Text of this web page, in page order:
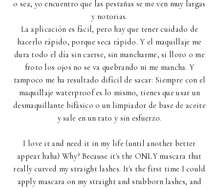
o sea, yo encuentro que las pestañas se me ven muy largas
y notorias.
La aplicación es fácil, pero hay que tener cuidado de
hacerlo rápido, porque seca rápido. Y el maquillaje me
dura todo el día sin caerse, sin mancharme, si lloro o me
froto los ojos no se va quebrando ni me mancha. Y
tampoco me ha resultado difícil de sacar: Siempre con el
maquillaje waterproof es lo mismo, tienes que usar un
desmaquillante bifásico o un limpiador de base de aceite
y sale en un rato y sin esfuerzo.
I love it and need it in my life (until another better
appear haha) Why? Because it's the ONLY mascara that
really curved my straight lashes. It's the first time I could
apply mascara on my straight and stubborn lashes, and